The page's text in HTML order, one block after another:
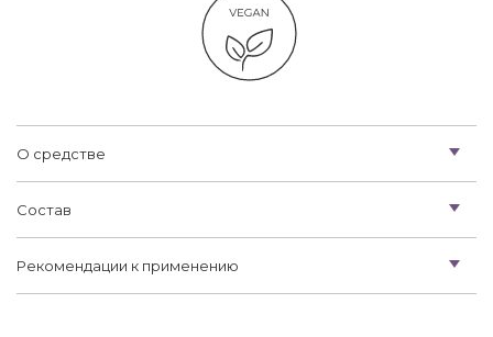
О средстве
Состав
Рекомендации к применению